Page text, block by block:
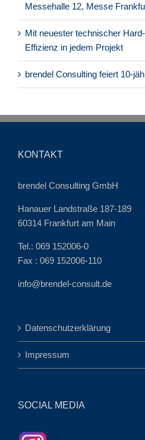
Messehalle 12, Messe
Mit neuester technischer
Effizienz in jedem Projekt
brendel Consulting feiert 10-
KONTAKT
brendel Consulting GmbH
Hanauer Landstraße 187-189
60314 Frankfurt am Main
Tel.: 069 152006-0
Fax : 069 152006-110
info@brendel-consult.de
Datenschutzerklärung
Impressum
SOCIAL MEDIA